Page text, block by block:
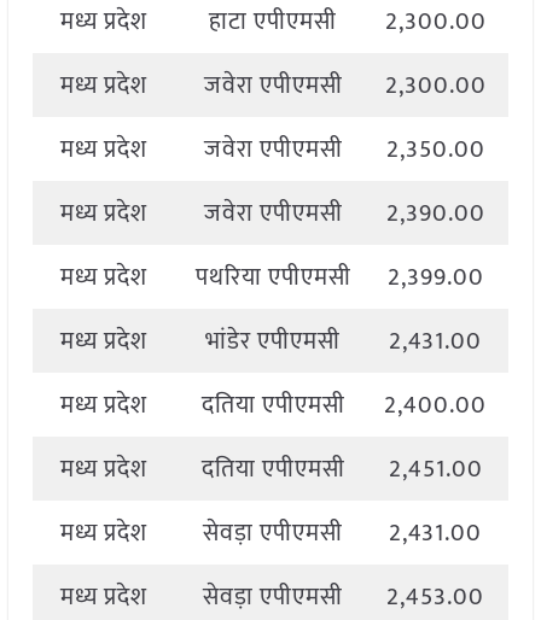
मध्य प्रदेश
हाटा एपीएमसी 2,300.00
मध्य प्रदेश
जवेरा एपीएमसी 2,300.00
मध्य प्रदेश
जवेरा एपीएमसी 2,350.00
मध्य प्रदेश
जवेरा एपीएमसी 2,390.00
मध्य प्रदेश
पथरिया एपीएमसी 2,399.00
मध्य प्रदेश
भांडेर एपीएमसी 2,431.00
मध्य प्रदेश
दतिया एपीएमसी 2,400.00
मध्य प्रदेश
दतिया एपीएमसी 2,451.00
मध्य प्रदेश
सेवड़ा एपीएमसी 2,431.00
मध्य प्रदेश
सेवड़ा एपीएमसी 2,453.00